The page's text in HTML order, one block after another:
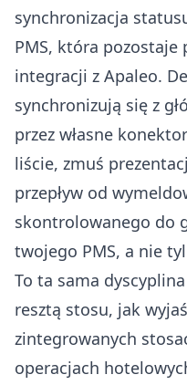
synchronizacja
PMS, która pozostaje
integracji z Apaleo.
synchronizują się z
przez własne
liście, zmuś
przepływ od
skontrolowanego do
twojego PMS, a nie
To ta sama
resztą stosu, jak
zintegrowanych
operacjach